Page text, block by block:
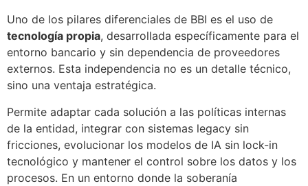
Uno de los pilares diferenciales de BBI es el uso de
tecnología propia, desarrollada específicamente para el
entorno bancario y sin dependencia de proveedores
externos. Esta independencia no es un detalle técnico,
sino una ventaja estratégica.
Permite adaptar cada solución a las políticas internas
de la entidad, integrar con sistemas legacy sin
fricciones, evolucionar los modelos de IA sin lock-in
tecnológico y mantener el control sobre los datos y los
procesos. En un entorno donde la soberanía